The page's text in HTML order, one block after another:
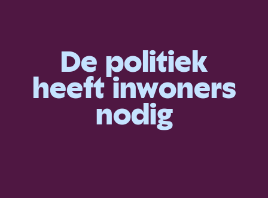
De politiek
heeft inwoners
nodig